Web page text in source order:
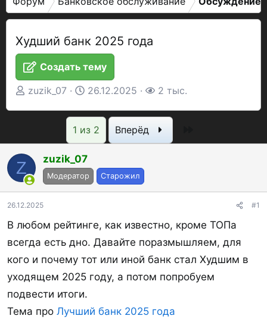
Худший банк 2025 года
Создать тему
А
е
м
ы
zuzik_07
Д
т
а
ч
а
а
26.12.2025
П
о
с
р
2 тыс.
1 из 2 Вперёд
Z zuzik_07
Модератор Старожил
26.12.2025 #1
В любом рейтинге, как известно, кроме ТОПа
всегда есть дно. Давайте поразмышляем, для
кого и почему тот или иной банк стал Худшим в
уходящем 2025 году, а потом попробуем
подвести итоги.
Тема про Лучший банк 2025 года